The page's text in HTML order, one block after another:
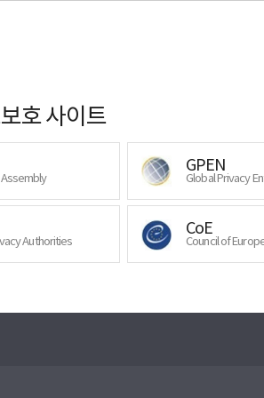
호 사이트
GPEN
Global Privacy
Authorities
CoE
Council of